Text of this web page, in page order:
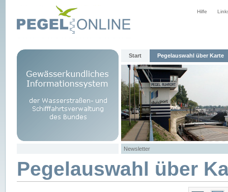
Hilfe
Start Pegelauswahl über Karte
Newsletter
Pegelauswahl über